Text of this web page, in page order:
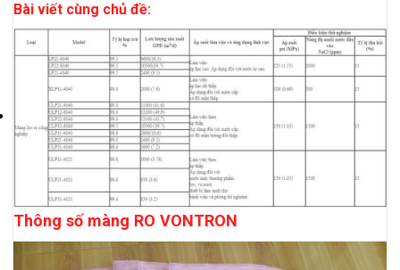
Bài viết cùng chủ đề:
Thông số màng RO VONTRON